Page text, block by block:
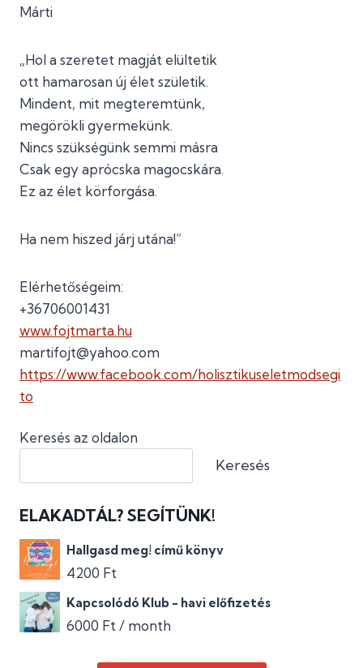
Márti
„Hol a szeretet magját elültetik
ott hamarosan új élet születik.
Mindent, mit megteremtünk,
megörökli gyermekünk.
Nincs szükségünk semmi másra
Csak egy aprócska magocskára.
Ez az élet körforgása.
Ha nem hiszed járj utána!”
Elérhetőségeim:
+36706001431
www.fojtmarta.hu
martifojt@yahoo.com
https://www.facebook.com/holisztikuseletmodsegi
to
Keresés az oldalon
Keresés
ELAKADTÁL? SEGÍTÜNK!
Hallgasd meg! című könyv
4200 Ft
Kapcsolódó Klub - havi előfizetés
6000 Ft / month